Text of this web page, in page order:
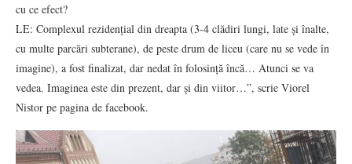
cu ce efect?
LE: Complexul rezidențial din dreapta (3-4 clădiri lungi, late și înalte,
cu multe parcări subterane), de peste drum de liceu (care nu se vede în
imagine), a fost finalizat, dar nedat în folosință încă… Atunci se va
vedea. Imaginea este din prezent, dar și din viitor…”, scrie Viorel
Nistor pe pagina de facebook.